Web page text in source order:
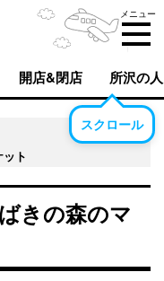
メニュー
開店&閉店 所沢の人
スクロール
ト
きの森のマ